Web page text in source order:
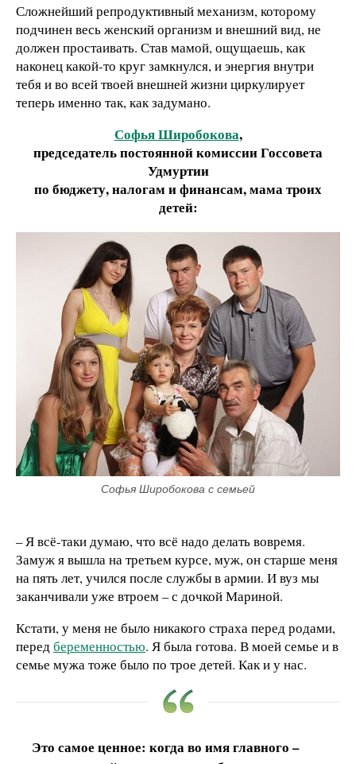
Сложнейший репродуктивный механизм, которому
подчинен весь женский организм и внешний вид, не
должен простаивать. Став мамой, ощущаешь, как
наконец какой-то круг замкнулся, и энергия внутри
тебя и во всей твоей внешней жизни циркулирует
теперь именно так, как задумано.
Софья Широбокова,
председатель постоянной комиссии Госсовета
Удмуртии
по бюджету, налогам и финансам, мама троих
детей:
Софья Широбокова с семьей
– Я всё-таки думаю, что всё надо делать вовремя.
Замуж я вышла на третьем курсе, муж, он старше меня
на пять лет, учился после службы в армии. И вуз мы
заканчивали уже втроем – с дочкой Мариной.
Кстати, у меня не было никакого страха перед родами,
передбеременностью. Я была готова. В моей семье и в
семье мужа тоже было по трое детей. Как и у нас.
Это самое ценное: когда во имя главного –